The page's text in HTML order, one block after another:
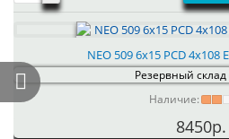
NEO 509 6x15 PCD 4x108
Резервный
Наличие:
8450р.